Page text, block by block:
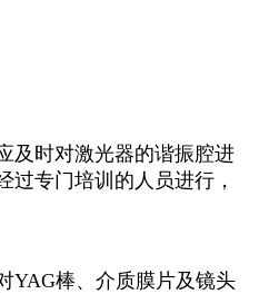
及时对激光器的谐振腔进
专门培训的人员进行，
YAG棒、介质膜片及镜头